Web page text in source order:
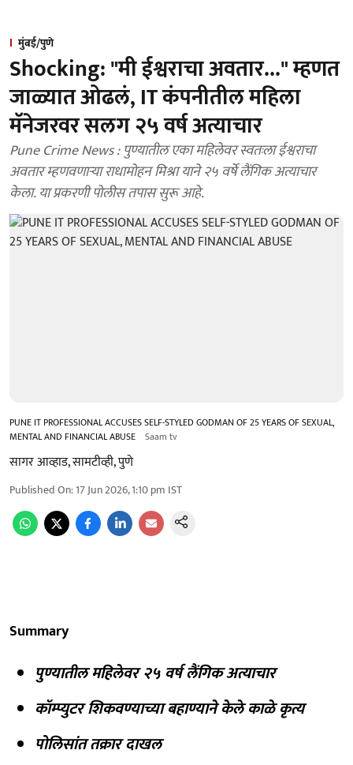
मुंबई/पुणे
Shocking: "मी ईश्वराचा अवतार..." म्हणत
जाळ्यात ओढलं, IT कंपनीतील महिला
मॅनेजरवर सलग २५ वर्ष अत्याचार
Pune Crime News : पुण्यातील एका महिलेवर स्वतःला ईश्वराचा
अवतार म्हणवणाऱ्या राधामोहन मिश्रा याने २५ वर्षे लैंगिक अत्याचार
केला. या प्रकरणी पोलीस तपास सुरू आहे.
PUNE IT PROFESSIONAL ACCUSES SELF-STYLED GODMAN OF 25 YEARS OF SEXUAL,
MENTAL AND FINANCIAL ABUSE Saam tv
सागर आव्हाड, सामटीव्ही, पुणे
Published On:17 Jun 2026, 1:10 pm IST
Summary
पुण्यातील महिलेवर २५ वर्ष लैंगिक अत्याचार
कॉम्प्युटर शिकवण्याच्या बहाण्याने केले काळे कृत्य
पोलिसांत तक्रार दाखल